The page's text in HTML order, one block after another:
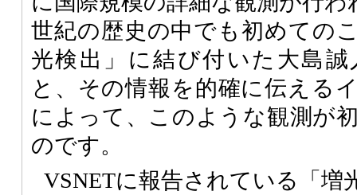
世紀の歴史の中でも初めての
光検出」に結び付いた大島
と、その情報を的確に伝える
によって、このような観測が
のです。
VSNETに報告されている「増